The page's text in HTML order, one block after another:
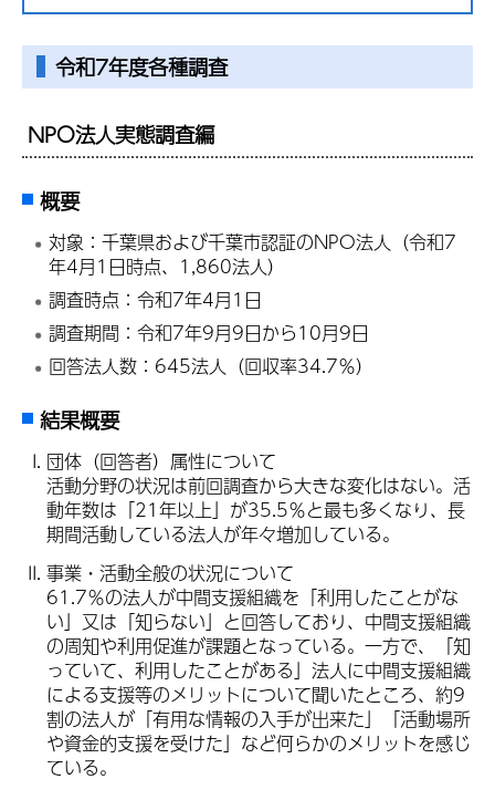
令和7年度各種調査
NPO法人実態調査編
概要
対象：千葉県および千葉市認証のNPO法人（令和7
年4月1日時点、1,860法人）
調査時点：令和7年4月1日
調査期間：令和7年9月9日から10月9日
回答法人数：645法人（回収率34.7％）
結果概要
団体（回答者）属性について
活動分野の状況は前回調査から大きな変化はない。活
動年数は「21年以上」が35.5％と最も多くなり、長
期間活動している法人が年々増加している。
事業・活動全般の状況について
61.7％の法人が中間支援組織を「利用したことがな
い」又は「知らない」と回答しており、中間支援組織
の周知や利用促進が課題となっている。一方で、「知
っていて、利用したことがある」法人に中間支援組織
による支援等のメリットについて聞いたところ、約9
割の法人が「有用な情報の入手が出来た」「活動場所
や資金的支援を受けた」など何らかのメリットを感じ
ている。